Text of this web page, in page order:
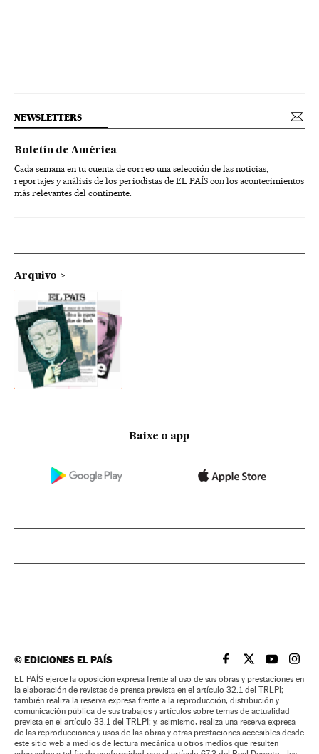
NEWSLETTERS
Boletín de América
Cada semana en tu cuenta de correo una selección de las noticias,
reportajes y análisis de los periodistas de EL PAÍS con los acontecimientos
más relevantes del continente.
Arquivo
Baixe o app
©EDICIONES EL PAÍS EL PAÍS BRASIL EN
EL PAÍSEL PAÍS
EL
EL PAÍS ejerce la oposición expresa frente al uso de sus obras y prestaciones en
la elaboración de revistas de prensa prevista en el artículo 32.1 del TRLPI;
también realiza la reserva expresa frente a la reproducción, distribución y
comunicación pública de sus trabajos y artículos sobre temas de actualidad
prevista en el artículo 33.1 del TRLPI; y, asimismo, realiza una reserva expresa
de las reproducciones y usos de las obras y otras prestaciones accesibles desde
este sitio web a medios de lectura mecánica u otros medios que resulten